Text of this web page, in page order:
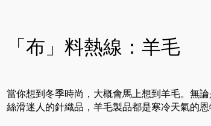
「布」料熱線：羊毛
當你想到冬季時尚，大概會馬上想到羊毛。無
絲滑迷人的針織品，羊毛製品都是寒冷天氣的